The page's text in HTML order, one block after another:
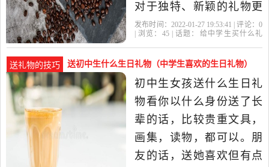
对于独特、新颖的礼物更
加倾心，特别是定制的个
在就来挑选一件不一样的
礼物送给他吧。像是存储
阳光的罐子、天气预报
瓶、水晶车模、篮球刻字
水晶...初中生送
发布时间：2022-01-27 19:53:41 | 评论： 0
| 浏览： 45| 话题：
给中学生买什么礼
送礼物的技巧 送初中生什么生日礼物（中学生喜欢的生日礼物）
初中生女孩送什么生日礼
物看你以什么身份送了长
辈的话，比较贵重文具，
画集，读物，都可以。朋
友的话，送她喜欢但有点